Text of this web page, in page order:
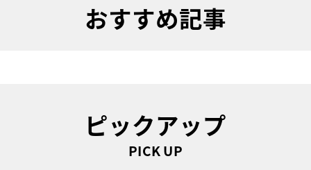
おすすめ記事
ピックアップ
PICK UP